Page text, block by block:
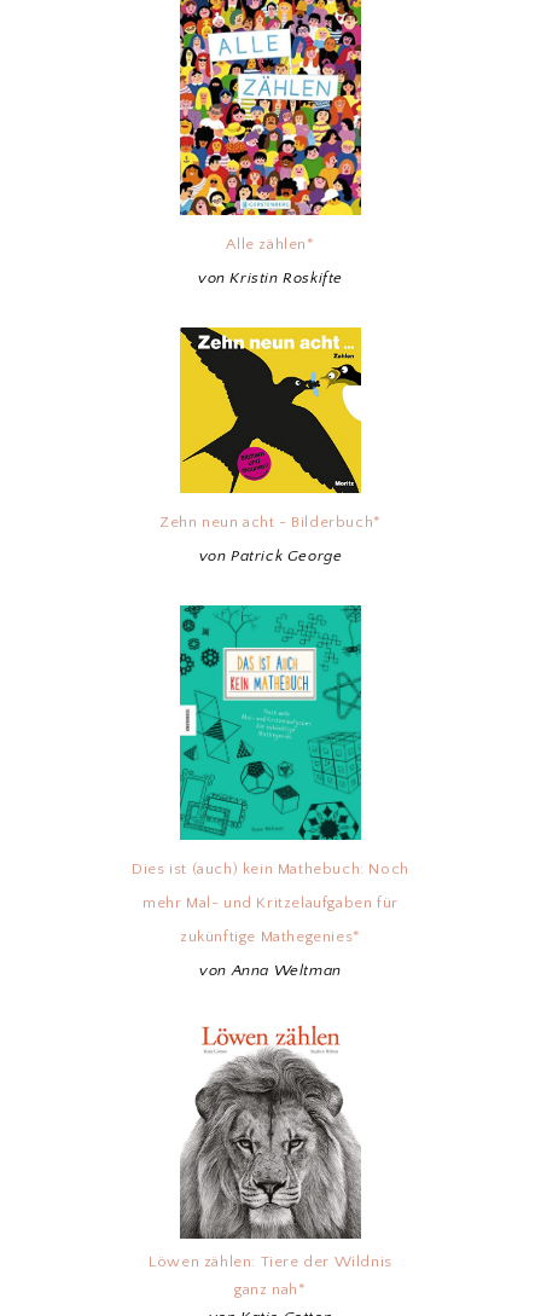
Alle zählen*
von Kristin Roskifte
Zehn neun acht - Bilderbuch*
von Patrick George
Dies ist (auch) kein Mathebuch: Noch
mehr Mal- und Kritzelaufgaben für
zukünftige Mathegenies*
von Anna Weltman
Löwen zählen: Tiere der Wildnis
ganz nah*